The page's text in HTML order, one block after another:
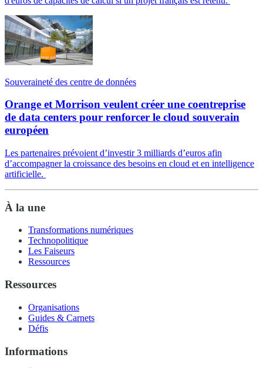
Souveraineté des centre de données
Orange et Morrison veulent créer une coentreprise
de data centers pour renforcer le cloud souverain
européen
Les partenaires prévoient d’investir 3 milliards d’euros afin
d’accompagner la croissance des besoins en cloud et en intelligence
artificielle.
À la une
Transformations numériques
Technopolitique
Les Faiseurs
Ressources
Ressources
Organisations
Guides & Carnets
Défis
Informations